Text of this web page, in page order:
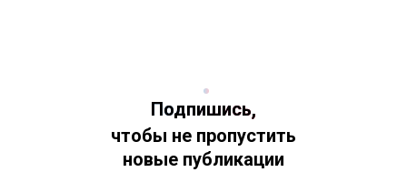
Подпишись,
чтобы не пропустить
новые публикации